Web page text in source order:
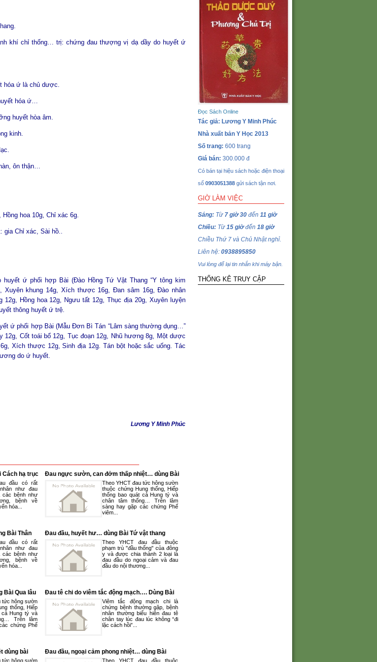
khí chỉ thống… trị: chứng đau thượng vị dạ dầy do huyết ứ
hóa ứ là chủ dược.
hóa ứ…
huyết hòa âm.
kinh.
ôn thận…
Hồng hoa 10g, Chỉ xác 6g.
gia Chỉ xác, Sài hồ..
huyết ứ phối hợp Bài (Đào Hồng Tứ Vật Thang “Y tông kim
Xuyên khung 14g, Xích thược 16g, Đan sâm 16g, Đào nhân
12g, Hồng hoa 12g, Ngưu tất 12g, Thục địa 20g, Xuyên luyện
thông huyết ứ trệ.
ứ phối hợp Bài (Mẫu Đơn Bì Tán “Lâm sàng thường dụng…”
Cốt toái bổ 12g, Tục đoạn 12g, Nhũ hương 8g, Một dược
Xích thược 12g, Sinh địa 12g. Tán bột hoặc sắc uống. Tác
do ứ huyết.
Lương Y Minh Phúc
Cách hạ trục
đầu có rất
như đau
các bệnh như
bệnh về
hóa...
Đau ngực sườn, can đởm thấp nhiệt… dùng Bài
Long đởm tả can thang 090204Theo YHCT đau tức hông sườn
thuộc chứng Hung thống, Hiếp
thống bao quát cả Hung tý và
chân tâm thống… Trên lâm
sàng hay gặp các chứng Phế
viêm...
Bài Thân
đầu có rất
như đau
các bệnh như
bệnh về
hóa...
Đau đầu, huyết hư… dùng Bài Tứ vật thang
090106
Theo YHCT đau đầu thuộc
phạm trù "đầu thống" của đông
y và được chia thành 2 loại là
đau đầu do ngoại cảm và đau
đầu do nội thương...
Qua lâu
tức hông sườn
thống, Hiếp
cả Hung tý và
Trên lâm
chứng Phế
Đau tê chi do viêm tắc động mạch…. Dùng Bài
Dương hòa thang mà trị 090410Viêm tắc động mạch chi là
chứng bệnh thường gặp, bệnh
nhân thường biểu hiên đau tê
chân tay lúc đau lúc không “đi
lặc cách hồi”...
dùng bài
tức hông sườn
Đau đầu, ngoại cảm phong nhiệt… dùng Bài
Khung chỉ thạch cao thang 090102
Theo YHCT đau đầu thuộc
Đọc Sách Online
Tác giả: Lương Y Minh Phúc
Nhà xuất bản Y Học 2013
Số trang: 600 trang
Giá bán: 300.000 đ
Có bán tại hiệu sách hoặc điện thoại
số 0903051388 gửi sách tận nơi.
GIỜ LÀM VIỆC
Sáng: Từ 7 giờ 30 đến 11 giờ
Chiều: Từ15 giờđến 18 giờ
Chiều Thứ 7 và Chủ Nhật nghỉ.
Liên hệ: 0938895850
Vui lòng để lại tin nhắn khi máy bận.
THỐNG KÊ TRUY CẬP